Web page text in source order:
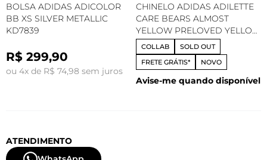
BOLSA ADIDAS ADICOLOR
BB XS SILVER METALLIC
KD7839
R$ 299,90
ou 4x de R$ 74,98 sem juros
CHINELO ADIDAS ADILETTE
CARE BEARS ALMOST
YELLOW PRELOVED YELLOW
KH9956
COLLAB
SOLD OUT
FRETE GRÁTIS*
NOVO
Avise-me quando disponível
ATENDIMENTO